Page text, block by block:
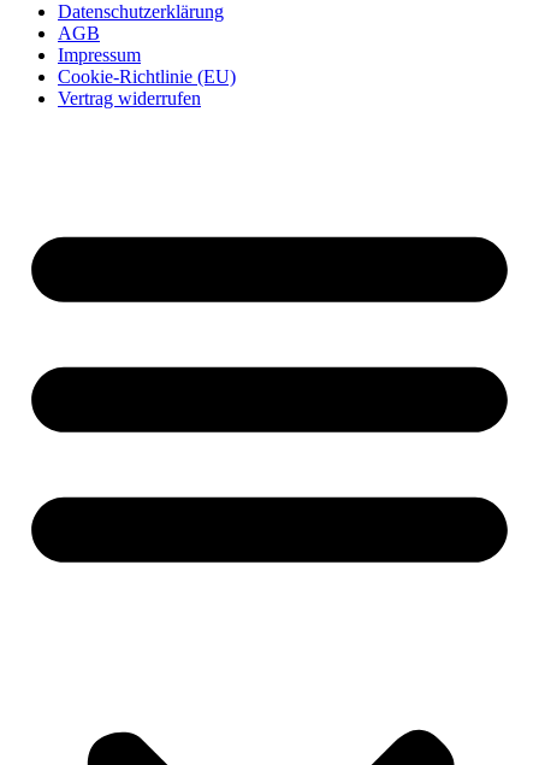
Datenschutzerklärung
AGB
Impressum
Cookie-Richtlinie (EU)
Vertrag widerrufen